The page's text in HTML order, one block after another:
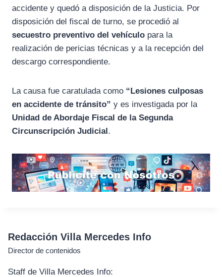
accidente y quedó a disposición de la Justicia. Por
disposición del fiscal de turno, se procedió al
secuestro preventivo del vehículo para la
realización de pericias técnicas y a la recepción del
descargo correspondiente.
La causa fue caratulada como “Lesiones culposas
en accidente de tránsito” y es investigada por la
Unidad de Abordaje Fiscal de la Segunda
Circunscripción Judicial.
Redacción Villa Mercedes Info
Director de contenidos
Staff de Villa Mercedes Info: